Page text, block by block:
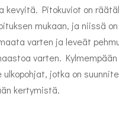
kevyitä. Pitokuviot on
mukaan, ja niissä
varten ja leveät
varten.
ulkopohjat, jotka on
kertymistä.